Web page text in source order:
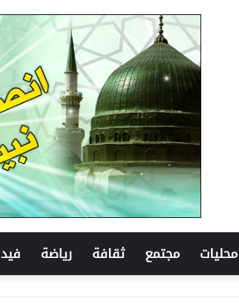
محليات مجتمع ثقافة رياضة